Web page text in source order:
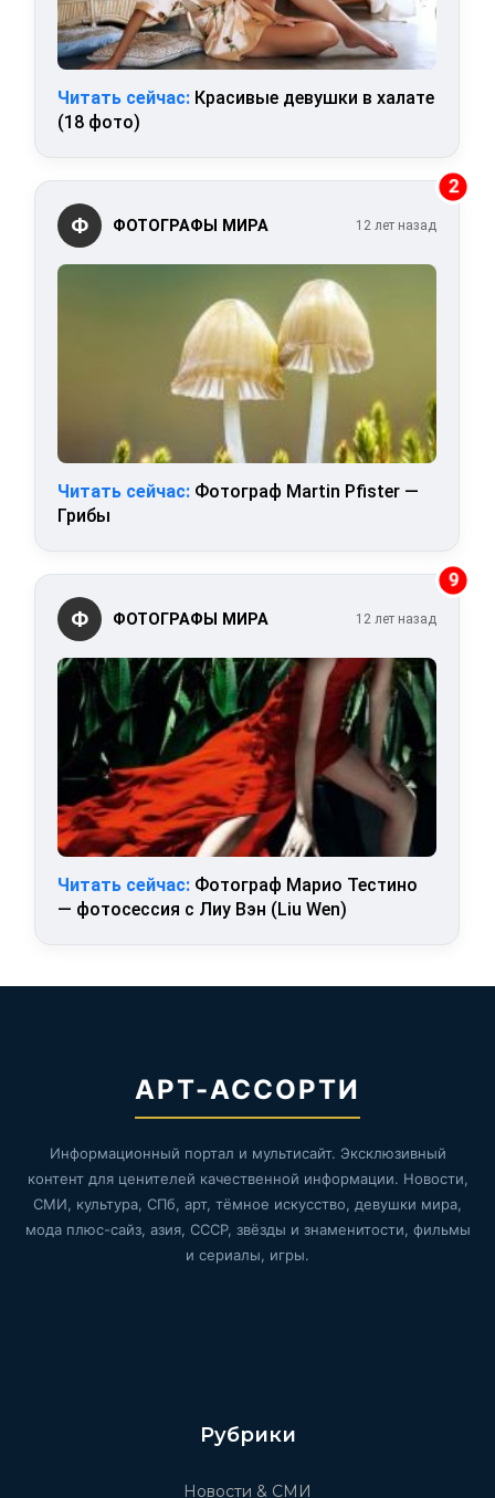
Читать сейчас: Красивые девушки в халате
(18 фото)
2
Ф ФОТОГРАФЫ МИРА 12 лет назад
Читать сейчас: Фотограф Martin Pfister —
Грибы
9
Ф ФОТОГРАФЫ МИРА 12 лет назад
Читать сейчас: Фотограф Марио Тестино
— фотосессия с Лиу Вэн (Liu Wen)
АРТ-АССОРТИ
Информационный портал и мультисайт. Эксклюзивный
контент для ценителей качественной информации. Новости,
СМИ, культура, СПб, арт, тёмное искусство, девушки мира,
мода плюс-сайз, азия, СССР, звёзды и знаменитости, фильмы
и сериалы, игры.
Рубрики
Новости & СМИ